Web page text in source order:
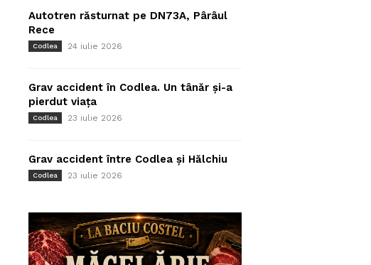
Autotren răsturnat pe DN73A, Pârâul
Rece
Codlea 24 iulie 2026
Grav accident în Codlea. Un tânăr și-a
pierdut viața
Codlea 23 iulie 2026
Grav accident între Codlea și Hălchiu
Codlea 23 iulie 2026